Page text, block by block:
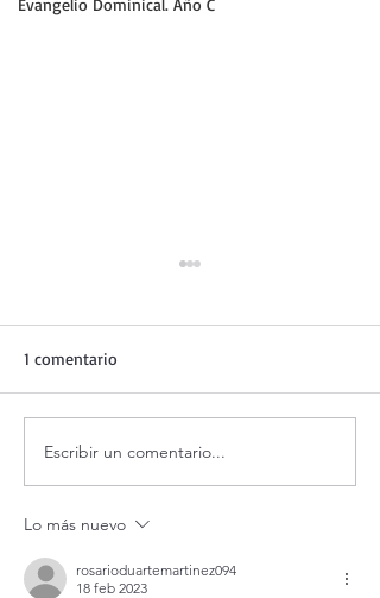
Evangelio Dominical. Año C
Adoración al Santísimo en
vivo / Perpetual Adoration
1 comentario
Escribir un comentario...
Lo más nuevo
rosarioduartemartinez094
18 feb 2023